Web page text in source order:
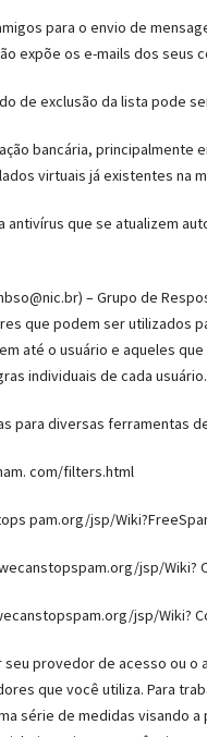
para o envio de
expõe os e-mails dos seus
de exclusão da lista pode
bancária, principalmente
virtuais já existentes na
antivírus que se atualizem
– Grupo de
que podem ser utilizados
até o usuário e aqueles
individuais de cada usuário.
para diversas ferramentas
com/filters.html
pam.org/jsp/
jsp/Wiki?
jsp/Wiki?
provedor de acesso ou
que você utiliza. Para
série de medidas visando